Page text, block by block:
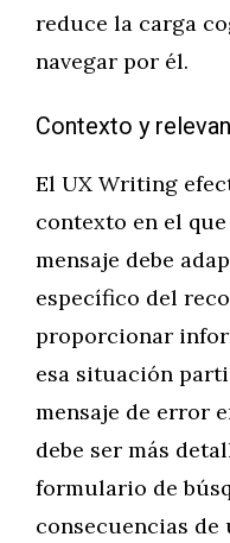
reduce la carga
navegar por él.
Contexto y
El UX Writing
contexto en el
mensaje debe
específico del
proporcionar
esa situación
mensaje de error
debe ser más
formulario de
consecuencias de